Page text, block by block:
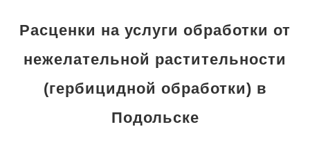
Расценки на услуги обработки от
нежелательной растительности
(гербицидной обработки) в
Подольске